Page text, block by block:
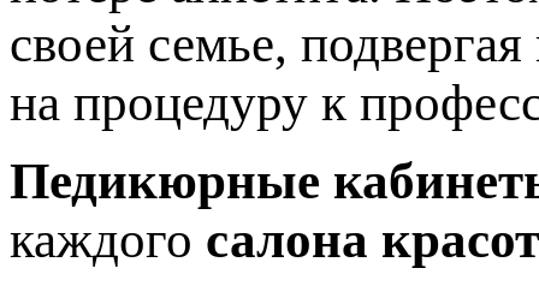
своей семье,
на процедуру к
Педикюрные
каждого салона